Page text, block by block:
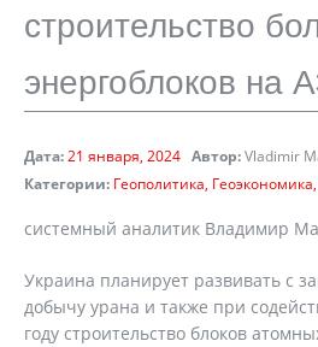
строительство
энергоблоков на
Дата:21 января, 2024 Автор:Vladimir
Категории: Геополитика Геоэкономика
cистемный аналитик Владимир
Украина планирует развивать с
добычу урана и также при
году строительство блоков